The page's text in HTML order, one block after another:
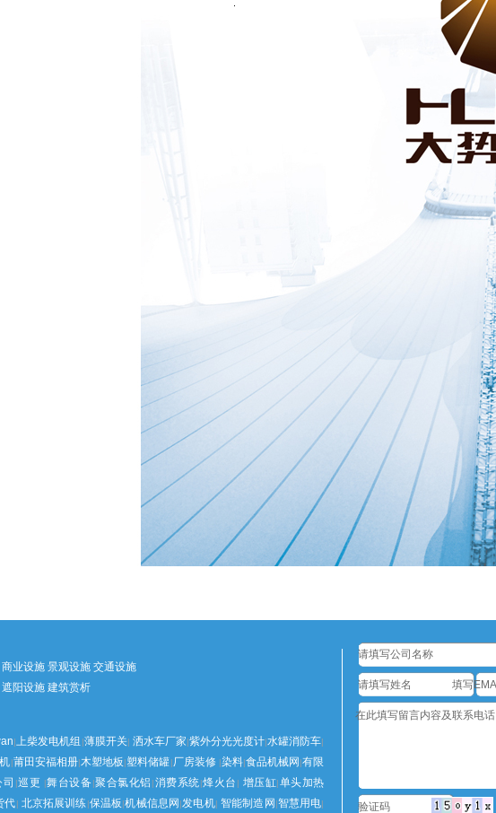
商业设施 景观设施 交通设施
遮阳设施 建筑赏析
|上柴发电机组 |薄膜开关| 洒水车厂家|紫外分光光度计|水罐消防车|
|莆田安福相册|木塑地板|塑料储罐|厂房装修|染料|食品机械网 |有限
|巡更 |舞台设备|聚合氯化铝 |消费系统|烽火台 | 增压缸|单头加热
代| 北京拓展训练|保温板|机械信息网 |发电机| 智能制造网 |智慧用电|